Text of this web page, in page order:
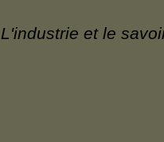
L'industrie et le